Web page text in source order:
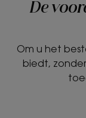
De
Om u het
biedt,